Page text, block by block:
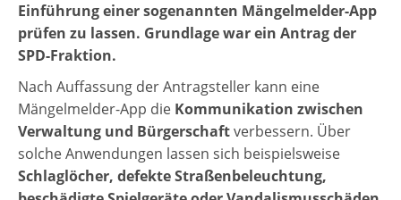
Einführung einer sogenannten Mängelmelder-App
prüfen zu lassen. Grundlage war ein Antrag der
SPD-Fraktion.
Nach Auffassung der Antragsteller kann eine
Mängelmelder-App die Kommunikation zwischen
Verwaltung und Bürgerschaftverbessern. Über
solche Anwendungen lassen sich beispielsweise
Schlaglöcher, defekte Straßenbeleuchtung,